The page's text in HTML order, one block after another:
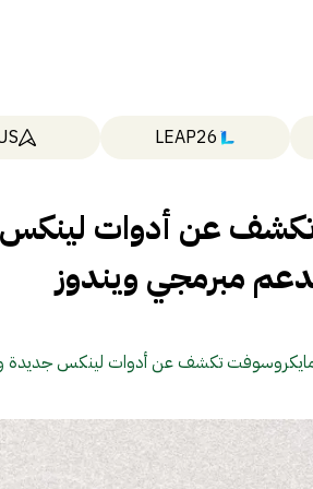
LEAP26
عن أدوات
مبرمجي ويندوز
تكشف عن أدوات لينكس جديدة